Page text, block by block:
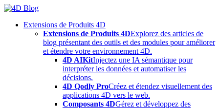
Skip
contentExtensions de Produits 4D
Extensions de Produits 4DExplorez des articles de
blog présentant des outils et des modules pour améliorer
et étendre votre environnement 4D.
4D AIKitInjectez une IA sémantique pour
interpréter les données et automatiser les
décisions.
4D Qodly ProCréez et étendez visuellement des
applications 4D vers le web.
Composants 4DGérez et développez des